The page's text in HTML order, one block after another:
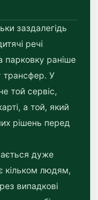
заздалегідь
речі
раніше
трансфер. У
той сервіс,
а той, який
рішень перед
дуже
кільком людям,
випадкові